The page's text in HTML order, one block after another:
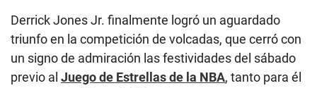
Derrick Jones Jr. finalmente logró un aguardado
triunfo en la competición de volcadas, que cerró con
un signo de admiración las festividades del sábado
previo al Juego de Estrellas de la NBA, tanto para él